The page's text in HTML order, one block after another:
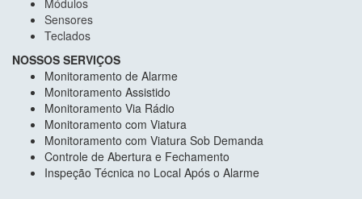
Sensores
Teclados
NOSSOS SERVIÇOS
Monitoramento de Alarme
Monitoramento Assistido
Monitoramento Via Rádio
Monitoramento com Viatura
Monitoramento com Viatura Sob Demanda
Controle de Abertura e Fechamento
Inspeção Técnica no Local Após o Alarme